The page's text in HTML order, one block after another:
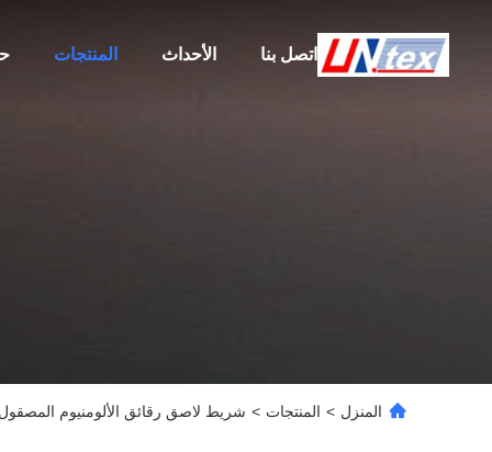
المنتجات الأحداث اتصل بنا
المنزل > المنتجات > شريط لاصق رقائق الألومنيوم